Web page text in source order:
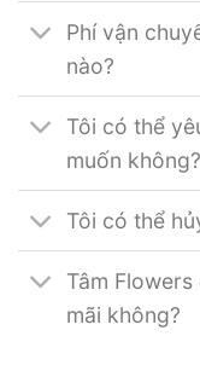
Phí vận
nào?
Tôi có thể
muốn không?
Tôi có thể
Tâm
mãi không?